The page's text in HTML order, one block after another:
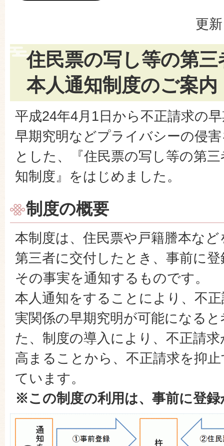
更
住民票の写し等の第
本人通知制度のご案内
平成24年4月1日から不正請求の
早期究明などプライバシーの侵
とした、『住民票の写し等の第
知制度』をはじめました。
制度の概要
本制度は、住民票や戸籍謄本な
第三者に交付したとき、事前に
その事実を通知するものです。
本人通知をすることにより、不
実関係の早期究明が可能になる
た、制度の導入により、不正請
高まることから、不正請求を抑
ています。
※この制度の利用は、事前に登録